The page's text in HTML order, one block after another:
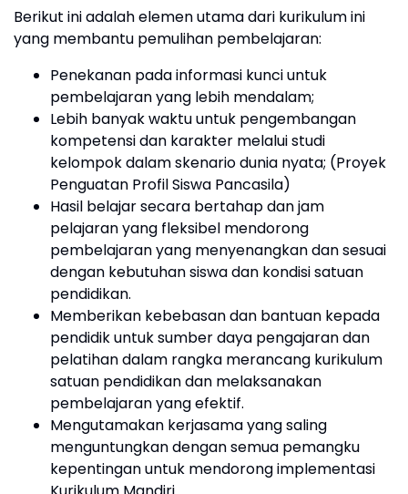
Berikut ini adalah elemen utama dari kurikulum ini
yang membantu pemulihan pembelajaran:
Penekanan pada informasi kunci untuk
pembelajaran yang lebih mendalam;
Lebih banyak waktu untuk pengembangan
kompetensi dan karakter melalui studi
kelompok dalam skenario dunia nyata; (Proyek
Penguatan Profil Siswa Pancasila)
Hasil belajar secara bertahap dan jam
pelajaran yang fleksibel mendorong
pembelajaran yang menyenangkan dan sesuai
dengan kebutuhan siswa dan kondisi satuan
pendidikan.
Memberikan kebebasan dan bantuan kepada
pendidik untuk sumber daya pengajaran dan
pelatihan dalam rangka merancang kurikulum
satuan pendidikan dan melaksanakan
pembelajaran yang efektif.
Mengutamakan kerjasama yang saling
menguntungkan dengan semua pemangku
kepentingan untuk mendorong implementasi